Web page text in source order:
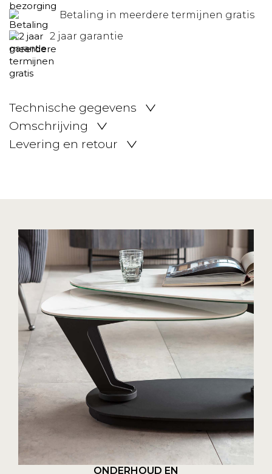
Betaling in meerdere termijnen gratis
2 jaar garantie
Technische gegevens
Omschrijving
Levering en retour
ONDERHOUD EN